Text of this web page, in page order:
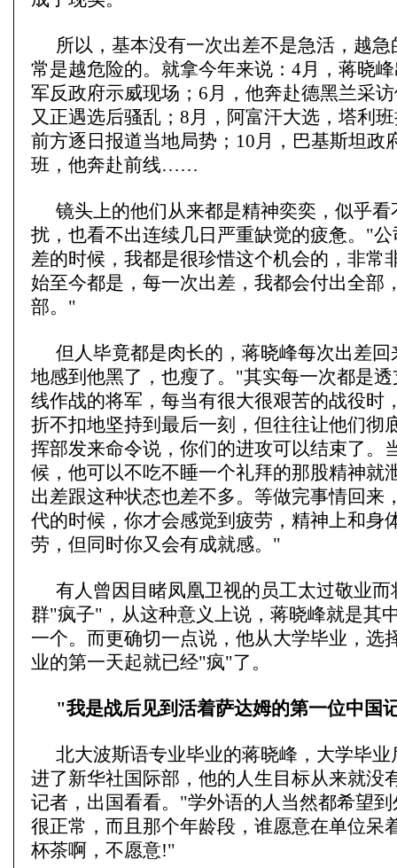
所以，基本没有一次出差不是急活，越
常是越危险的。就拿今年来说：4月，蒋晓
军反政府示威现场；6月，他奔赴德黑兰采
又正遇选后骚乱；8月，阿富汗大选，塔利
前方逐日报道当地局势；10月，巴基斯坦政
班，他奔赴前线……
镜头上的他们从来都是精神奕奕，似乎看
扰，也看不出连续几日严重缺觉的疲惫。"
差的时候，我都是很珍惜这个机会的，非常
始至今都是，每一次出差，我都会付出全部
部。"
但人毕竟都是肉长的，蒋晓峰每次出差
地感到他黑了，也瘦了。"其实每一次都是
线作战的将军，每当有很大很艰苦的战役时
折不扣地坚持到最后一刻，但往往让他们彻
挥部发来命令说，你们的进攻可以结束了。
候，他可以不吃不睡一个礼拜的那股精神就
出差跟这种状态也差不多。等做完事情回来
代的时候，你才会感觉到疲劳，精神上和身
劳，但同时你又会有成就感。"
有人曾因目睹凤凰卫视的员工太过敬业
群"疯子"，从这种意义上说，蒋晓峰就是其
一个。而更确切一点说，他从大学毕业，选
业的第一天起就已经"疯"了。
"我是战后见到活着萨达姆的第一位中国
北大波斯语专业毕业的蒋晓峰，大学毕
进了新华社国际部，他的人生目标从来就没
记者，出国看看。"学外语的人当然都希望
很正常，而且那个年龄段，谁愿意在单位呆
杯茶啊，不愿意!"